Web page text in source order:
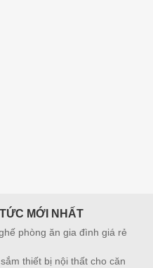
MỚI NHẤT
phòng ăn gia đình giá rẻ
thiết bị nội thất cho căn